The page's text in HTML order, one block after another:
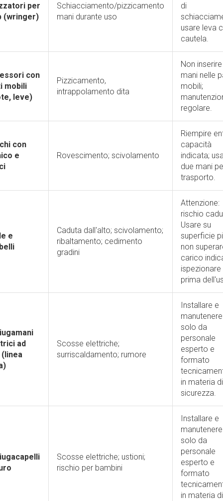
per
(wringer)
Schiacciamento/pizzicamento
mani durante uso
di
usare leva
cautela.
con
mobili
leve)
Pizzicamento,
intrappolamento dita
Non inserire
mani nelle
mobili;
regolare.
con
e
Rovescimento; scivolamento
Riempire
capacità
indicata;
due mani
trasporto.
e
Caduta dall'alto; scivolamento;
ribaltamento; cedimento
gradini
Attenzione:
rischio
Usare su
superficie
non
carico
ispezionare
prima
ad
Scosse elettriche;
surriscaldamento; rumore
Installare e
manutenere
solo da
personale
esperto e
formato
in materia di
sicurezza.
Scosse elettriche; ustioni;
rischio per bambini
Installare e
manutenere
solo da
personale
esperto e
formato
in materia di